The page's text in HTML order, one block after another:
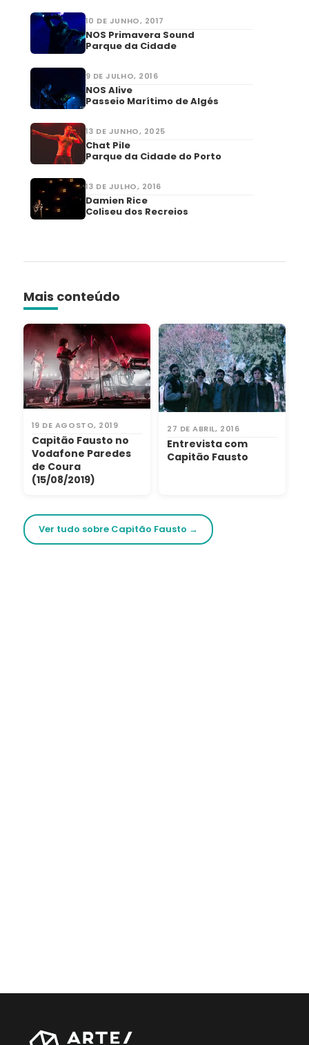
10 DE JUNHO, 2017
NOS Primavera Sound
Parque da Cidade
9 DE JULHO, 2016
NOS Alive
Passeio Marítimo de Algés
13 DE JUNHO, 2025
Chat Pile
Parque da Cidade do Porto
13 DE JULHO, 2016
Damien Rice
Coliseu dos Recreios
Mais conteúdo
19 DE AGOSTO, 2019
Capitão Fausto no
Vodafone Paredes
de Coura
(15/08/2019)
27 DE ABRIL, 2016
Entrevista com
Capitão Fausto
Ver tudo sobre Capitão Fausto →